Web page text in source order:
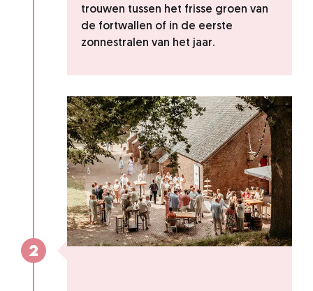
trouwen tussen het frisse groen van
de fortwallen of in de eerste
zonnestralen van het jaar.
2